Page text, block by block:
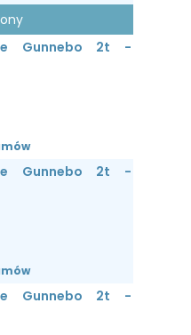
Gunnebo 2t -
Gunnebo 2t -
Gunnebo 2t -